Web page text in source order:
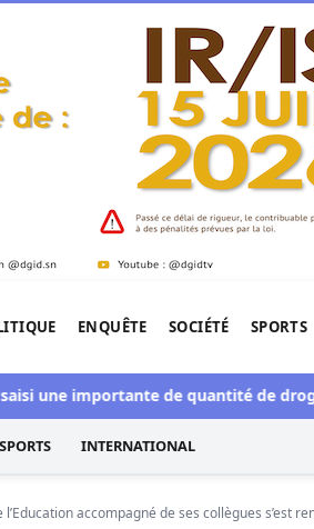
de l'Afrique.
ENQUÊTE SOCIÉTÉ SPORTS
importante de quantité de drogue
SPORTS INTERNATIONAL
accompagné de ses collègues s’est